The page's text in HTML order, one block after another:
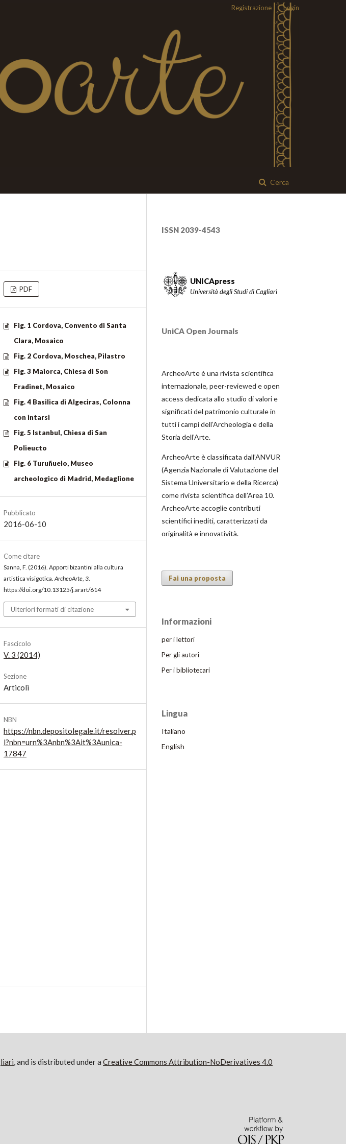
Cerca
Registrazione Login
PDF
Fig. 1 Cordova, Convento di Santa
Clara, Mosaico
Fig. 2 Cordova, Moschea, Pilastro
Fig. 3 Maiorca, Chiesa di Son
Fradinet, Mosaico
Fig. 4 Basilica di Algeciras, Colonna
con intarsi
Fig. 5 Istanbul, Chiesa di San
Polieucto
Fig. 6 Turuñuelo, Museo
archeologico di Madrid, Medaglione
Pubblicato
2016-06-10
Come citare
Sanna, F. (2016). Apporti bizantini alla cultura
artistica visigotica.ArcheoArte, 3.
https://doi.org/10.13125/j.arart/614
Ulteriori formati di citazione
Fascicolo
V. 3 (2014)
Sezione
Articoli
NBN
https://nbn.depositolegale.it/resolver.p
l?nbn=urn%3Anbn%3Ait%3Aunica-
17847
ISSN 2039-4543
UNICApress
Università degli Studi di Cagliari
UniCA Open Journals
ArcheoArte è una rivista scientifica
internazionale, peer-reviewed e open
access dedicata allo studio di valori e
significati del patrimonio culturale in
tutti i campi dell’Archeologia e della
Storia dell’Arte.
ArcheoArte è classificata dall’ANVUR
(Agenzia Nazionale di Valutazione del
Sistema Universitario e della Ricerca)
come rivista scientifica dell’Area 10.
ArcheoArte accoglie contributi
scientifici inediti, caratterizzati da
originalità e innovatività.
Fai una proposta
Informazioni
per i lettori
Per gli autori
Per i bibliotecari
Lingua
Italiano
English
, and is distributed under a Creative Commons Attribution-NoDerivatives 4.0